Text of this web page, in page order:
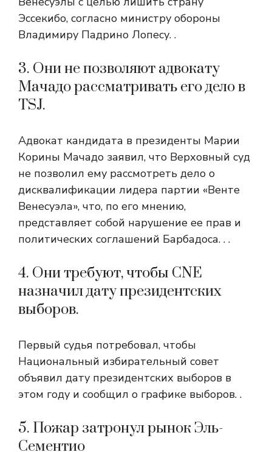
Эссекибо, согласно министру обороны
Владимиру Падрино Лопесу. .
3. Они не позволяют адвокату
Мачадо рассматривать его дело в
TSJ.
Адвокат кандидата в президенты Марии
Корины Мачадо заявил, что Верховный суд
не позволил ему рассмотреть дело о
дисквалификации лидера партии «Венте
Венесуэла», что, по его мнению,
представляет собой нарушение ее прав и
политических соглашений Барбадоса. . .
4. Они требуют, чтобы CNE
назначил дату президентских
выборов.
Первый судья потребовал, чтобы
Национальный избирательный совет
объявил дату президентских выборов в
этом году и сообщил о графике выборов. .
5. Пожар затронул рынок Эль-
Сементио